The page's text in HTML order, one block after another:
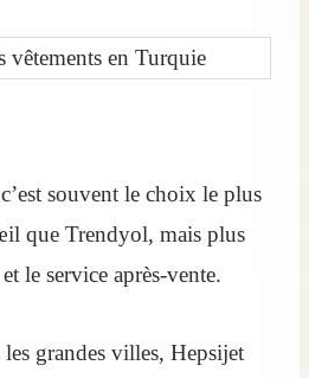
souvent le choix le plus
que Trendyol, mais plus
le service après‑vente.
les grandes villes, Hepsijet